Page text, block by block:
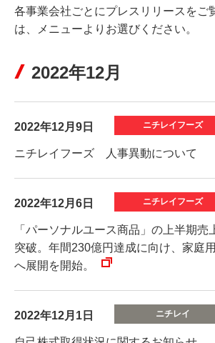
各事業会社ごとにプレスリリースをご
は、メニューよりお選びください。
2022年12月
2022年12月9日
ニチレイフーズ 人事異動について
2022年12月6日
「パーソナルユース商品」の上半期売
突破。年間230億円達成に向け、家庭
へ展開を開始。
2022年12月1日